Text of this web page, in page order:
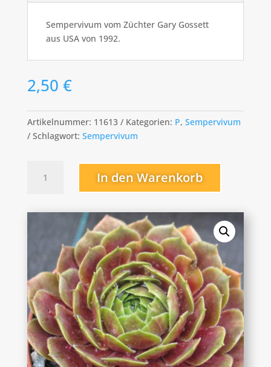
Sempervivum vom Züchter Gary Gossett
aus USA von 1992.
2,50 €
Artikelnummer: 11613 Kategorien: P, Sempervivum
Schlagwort: Sempervivum
Drama
In den Warenkorb